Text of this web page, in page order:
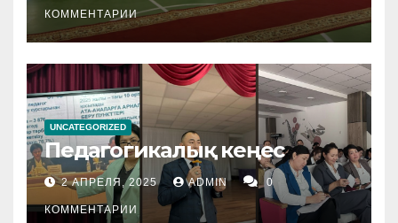
КОММЕНТАРИИ
UNCATEGORIZED
Педагогикалық кеңес
2 АПРЕЛЯ, 2025 ADMIN 0
КОММЕНТАРИИ